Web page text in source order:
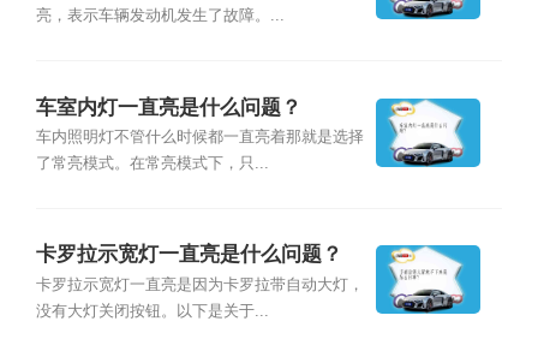
亮，表示车辆发动机发生了故障。...
车室内灯一直亮是什么问题？
车内照明灯不管什么时候都一直亮着那就是选择
了常亮模式。在常亮模式下，只...
卡罗拉示宽灯一直亮是什么问题？
卡罗拉示宽灯一直亮是因为卡罗拉带自动大灯，
没有大灯关闭按钮。以下是关于...